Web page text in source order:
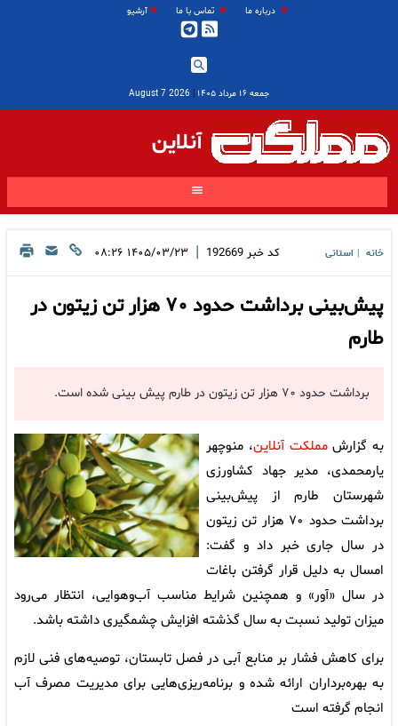
درباره ما تماس با ما آرشیو
جمعه ۱۶ مرداد ۱۴۰۵ |
2026 August 7
آنلاین
خانه استانی کد خبر 192669
| ۱۴۰۵/۰۳/۲۳ ۰۸:۲۶
پیش‌بینی برداشت حدود ۷۰ هزار تن زیتون در
طارم
برداشت حدود ۷۰ هزار تن زیتون در طارم پیش بینی شده است.
به گزارشمملکت آنلاین، منوچهر
یارمحمدی، مدیر جهاد کشاورزی
شهرستان طارم از پیش‌بینی
برداشت حدود ۷۰ هزار تن زیتون
در سال جاری خبر داد و گفت:
امسال به دلیل قرار گرفتن باغات
در سال «آور» و همچنین شرایط مناسب آب‌وهوایی، انتظار می‌رود
میزان تولید نسبت به سال گذشته افزایش چشمگیری داشته باشد.
برای کاهش فشار بر منابع آبی در فصل تابستان، توصیه‌های فنی لازم
به بهره‌برداران ارائه شده و برنامه‌ریزی‌هایی برای مدیریت مصرف آب
انجام گرفته است